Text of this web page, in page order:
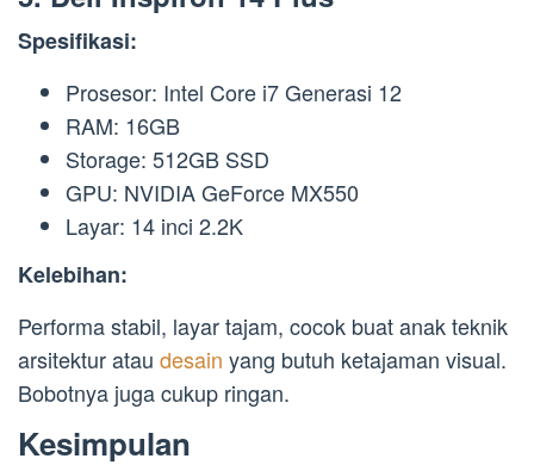
Spesifikasi:
Prosesor: Intel Core i7 Generasi 12
RAM: 16GB
Storage: 512GB SSD
GPU: NVIDIA GeForce MX550
Layar: 14 inci 2.2K
Kelebihan:
Performa stabil, layar tajam, cocok buat anak teknik
arsitektur atau desain yang butuh ketajaman visual.
Bobotnya juga cukup ringan.
Kesimpulan